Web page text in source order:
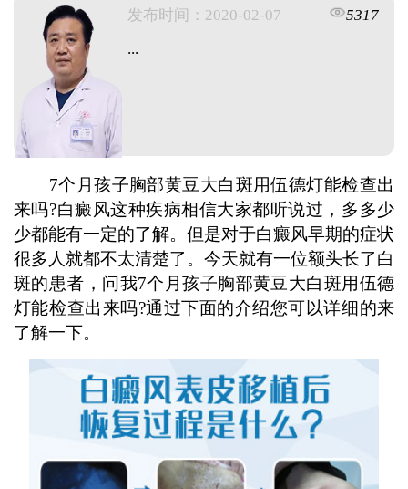
发布时间：2020-02-07
5317
...
7个月孩子胸部黄豆大白斑用伍德灯能检查出
来吗?白癜风这种疾病相信大家都听说过，多多少
少都能有一定的了解。但是对于白癜风早期的症状
很多人就都不太清楚了。今天就有一位额头长了白
斑的患者，问我7个月孩子胸部黄豆大白斑用伍德
灯能检查出来吗?通过下面的介绍您可以详细的来
了解一下。